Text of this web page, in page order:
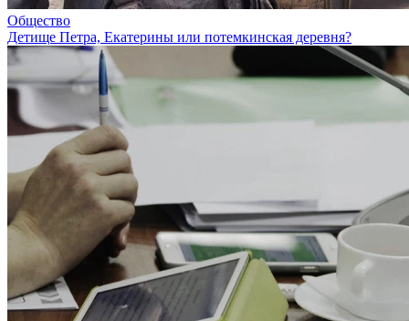
Общество
Детище Петра, Екатерины или потемкинская деревня?